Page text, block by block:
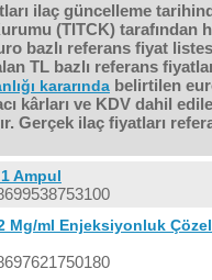
ilaç güncelleme
(TITCK) tarafından
bazlı referans fiyat
TL bazlı referans
kararında belirtilen
kârları ve KDV dahil
Gerçek ilaç fiyatları
Ampul
Mg/ml Enjeksiyonluk